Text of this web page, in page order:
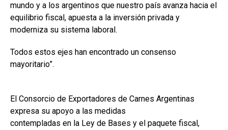
mundo y a los argentinos que nuestro país avanza hacia el
equilibrio fiscal, apuesta a la inversión privada y
moderniza su sistema laboral.
Todos estos ejes han encontrado un consenso
mayoritario”.
El Consorcio de Exportadores de Carnes Argentinas
expresa su apoyo a las medidas
contempladas en la Ley de Bases y el paquete fiscal,